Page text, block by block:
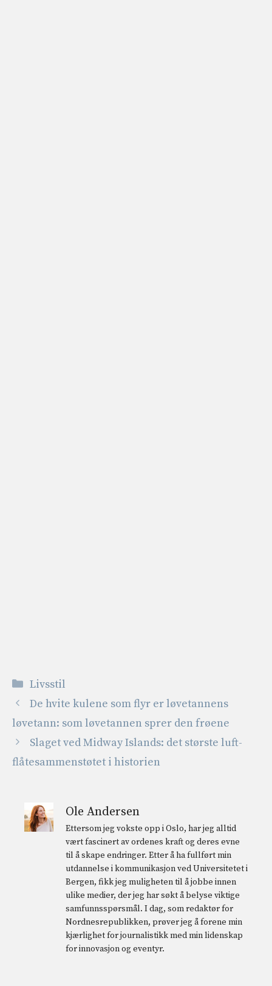
Kategorier
Livsstil
De hvite kulene som flyr er løvetannens
løvetann: som løvetannen sprer den frøene
Slaget ved Midway Islands: det største luft-
flåtesammenstøtet i historien
Ole Andersen
Ettersom jeg vokste opp i Oslo, har jeg alltid
vært fascinert av ordenes kraft og deres evne
til å skape endringer. Etter å ha fullført min
utdannelse i kommunikasjon ved Universitetet i
Bergen, fikk jeg muligheten til å jobbe innen
ulike medier, der jeg har søkt å belyse viktige
samfunnsspørsmål. I dag, som redaktør for
Nordnesrepublikken, prøver jeg å forene min
kjærlighet for journalistikk med min lidenskap
for innovasjon og eventyr.